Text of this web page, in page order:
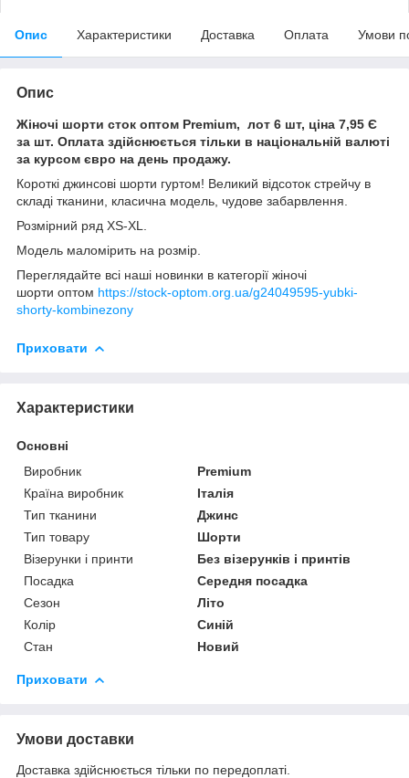
Опис Характеристики Доставка Оплата Умови
Опис
Жіночі шорти сток оптом Premium, лот 6 шт, ціна 7,95 Є
за шт. Оплата здійснюється тільки в національній валюті
за курсом євро на день продажу.
Короткі джинсові шорти гуртом! Великий відсоток стрейчу в
складі тканини, класична модель, чудове забарвлення.
Розмірний ряд XS-XL.
Модель маломірить на розмір.
Переглядайте всі наші новинки в категорії жіночі
шорти оптом https://stock-optom.org.ua/g24049595-yubki-
shorty-kombinezony
Приховати
Характеристики
Основні
Виробник
Premium
Країна виробник
Італія
Тип тканини
Джинс
Тип товару
Шорти
Візерунки і принти
Без візерунків і принтів
Посадка
Середня посадка
Сезон
Літо
Колір
Синій
Стан
Новий
Приховати
Умови доставки
Доставка здійснюється тільки по передоплаті.